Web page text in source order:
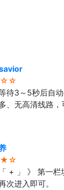
待3～5秒后自动
、无高清线路
+ 」 》 第一栏
次进入即可。